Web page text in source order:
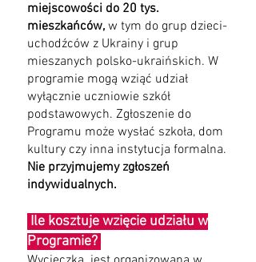
miejscowości do 20 tys.
mieszkańców, w tym do grup dzieci-
uchodźców z Ukrainy i grup
mieszanych polsko-ukraińskich. W
programie mogą wziąć udział
wyłącznie uczniowie szkół
podstawowych. Zgłoszenie do
Programu może wysłać szkoła, dom
kultury czy inna instytucja formalna.
Nie przyjmujemy zgłoszeń
indywidualnych.
Ile kosztuje wzięcie udziału w
Programie?